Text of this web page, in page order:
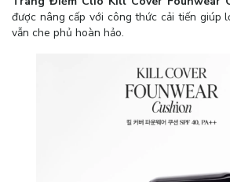
được nâng cấp với công thức cải tiến giúp
vẫn che phủ hoàn hảo.